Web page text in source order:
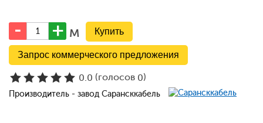
м
Запрос коммерческого предложения
0.0 (голосов 0)
Производитель - завод Сарансккабель